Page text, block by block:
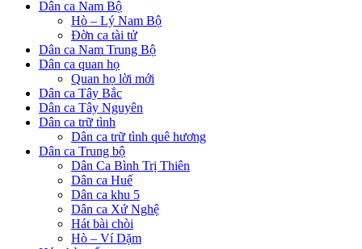
Dân ca Nam Bộ
Hò – Lý Nam Bộ
Đờn ca tài tử
Dân ca Nam Trung Bộ
Dân ca quan họ
Quan họ lời mới
Dân ca Tây Bắc
Dân ca Tây Nguyên
Dân ca trữ tình
Dân ca trữ tình quê hương
Dân ca Trung bộ
Dân Ca Bình Trị Thiên
Dân ca Huế
Dân ca khu 5
Dân ca Xứ Nghệ
Hát bài chòi
Hò – Ví Dặm